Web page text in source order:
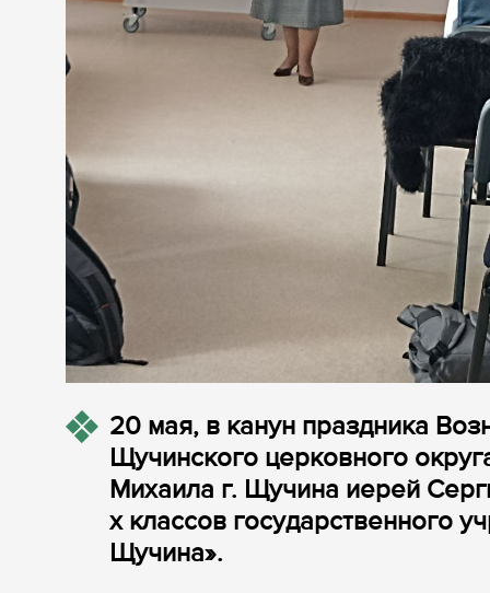
20 мая, в канун праздника
Щучинского церковного
Михаила г. Щучина иерей
х классов государственного
Щучина».